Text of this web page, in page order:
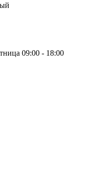
09:00 - 18:00